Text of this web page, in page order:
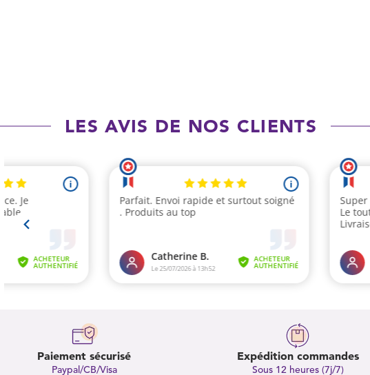
LES AVIS DE NOS CLIENTS
Paiement sécurisé
Paypal/CB/Visa
Expédition commandes
Sous 12 heures (7j/7)